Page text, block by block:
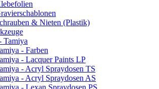
& Nieten (Plastik)
Tamiya
- Farben
- Lacquer Paints LP
- Acryl Spraydosen TS
- Acryl Spraydosen AS
- Lexan Spraydosen PS